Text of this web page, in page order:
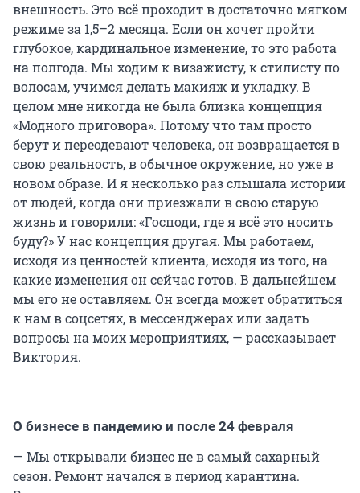
внешность. Это всё проходит в достаточно мягком
режиме за 1,5–2 месяца. Если он хочет пройти
глубокое, кардинальное изменение, то это работа
на полгода. Мы ходим к визажисту, к стилисту по
волосам, учимся делать макияж и укладку. В
целом мне никогда не была близка концепция
«Модного приговора». Потому что там просто
берут и переодевают человека, он возвращается в
свою реальность, в обычное окружение, но уже в
новом образе. И я несколько раз слышала истории
от людей, когда они приезжали в свою старую
жизнь и говорили: «Господи, где я всё это носить
буду?» У нас концепция другая. Мы работаем,
исходя из ценностей клиента, исходя из того, на
какие изменения он сейчас готов. В дальнейшем
мы его не оставляем. Он всегда может обратиться
к нам в соцсетях, в мессенджерах или задать
вопросы на моих мероприятиях, — рассказывает
Виктория.
О бизнесе в пандемию и после 24 февраля
— Мы открывали бизнес не в самый сахарный
сезон. Ремонт начался в период карантина.